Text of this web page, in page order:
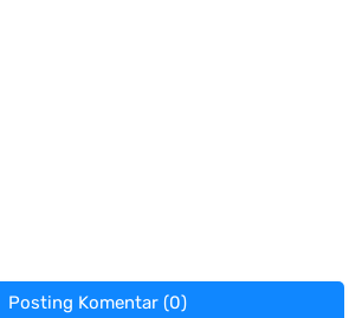
Posting Komentar (0)